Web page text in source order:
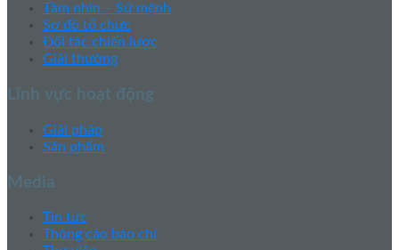
Tầm nhìn – Sứ mệnh
Sơ đồ tổ chức
Đối tác chiến lược
Giải thưởng
Lĩnh vực hoạt động
Giải pháp
Sản phẩm
Media
Tin tức
Thông cáo báo chí